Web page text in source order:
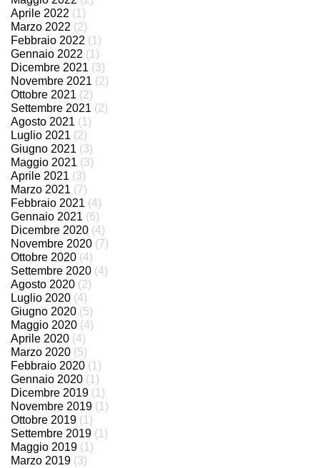
Aprile 2022 (1)
Marzo 2022 (2)
Febbraio 2022 (1)
Gennaio 2022 (1)
Dicembre 2021 (3)
Novembre 2021 (2)
Ottobre 2021 (2)
Settembre 2021 (2)
Agosto 2021 (1)
Luglio 2021 (2)
Giugno 2021 (3)
Maggio 2021 (3)
Aprile 2021 (3)
Marzo 2021 (7)
Febbraio 2021 (4)
Gennaio 2021 (6)
Dicembre 2020 (4)
Novembre 2020 (7)
Ottobre 2020 (4)
Settembre 2020 (4)
Agosto 2020 (2)
Luglio 2020 (4)
Giugno 2020 (5)
Maggio 2020 (4)
Aprile 2020 (4)
Marzo 2020 (5)
Febbraio 2020 (1)
Gennaio 2020 (1)
Dicembre 2019 (1)
Novembre 2019 (1)
Ottobre 2019 (1)
Settembre 2019 (1)
Maggio 2019 (1)
Marzo 2019 (3)